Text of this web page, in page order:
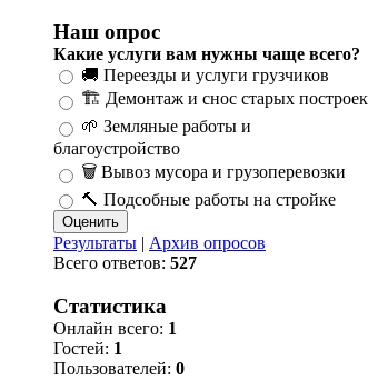
Наш опрос
Какие услуги вам нужны чаще всего?
🚚 Переезды и услуги грузчиков
🏗️ Демонтаж и снос старых построек
🌱 Земляные работы и
благоустройство
🗑️ Вывоз мусора и грузоперевозки
🔨 Подсобные работы на стройке
Результаты | Архив опросов
Всего ответов: 527
Статистика
Онлайн всего: 1
Гостей: 1
Пользователей: 0